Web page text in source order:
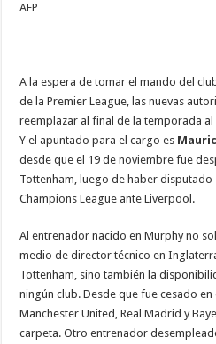
AFP
A la espera de tomar el mando del
de la Premier League, las nuevas
reemplazar al final de la temporada
Y el apuntado para el cargo es
desde que el 19 de noviembre fue
Tottenham, luego de haber disputado
Champions League ante Liverpool.
Al entrenador nacido en Murphy no
medio de director técnico en
Tottenham, sino también la
ningún club. Desde que fue cesado
Manchester United, Real Madrid y
carpeta. Otro entrenador